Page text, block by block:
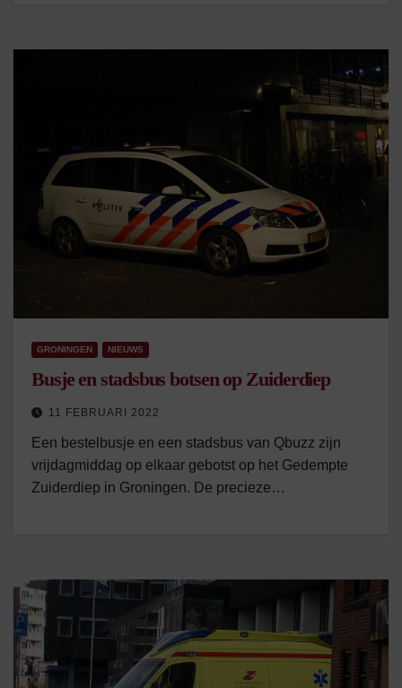
GRONINGEN NIEUWS
Busje en stadsbus botsen op Zuiderdiep
11 FEBRUARI 2022
Een bestelbusje en een stadsbus van Qbuzz zijn
vrijdagmiddag op elkaar gebotst op het Gedempte
Zuiderdiep in Groningen. De precieze…